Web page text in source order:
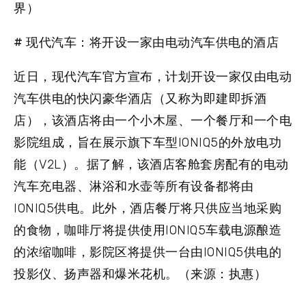
界）
# 现代汽车：将开设一家由电动汽车供电的酒店
近日，现代汽车官方宣布，计划开设一家仅由电动
汽车供电的快闪豪华酒店（又称为即建即拆酒
店），该酒店将由一个小木屋、一个餐厅和一个电
影院组成，旨在展示旗下车型IONIQ5的外放电功
能（V2L）。据了解，该酒店客舱套房配有的电动
汽车充电器、淋浴和水壶等所有设备都将由
IONIQ5供电。此外，酒店餐厅将只供应当地采购
的食物，咖啡厅将提供使用IONIQ5车载电源酿造
的浓缩咖啡，影院区将提供一台由IONIQ5供电的
投影仪、扬声器和爆米花机。（来源：执惠）